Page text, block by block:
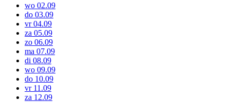
wo 02.09
do 03.09
vr 04.09
za 05.09
zo 06.09
ma 07.09
di 08.09
wo 09.09
do 10.09
vr 11.09
za 12.09